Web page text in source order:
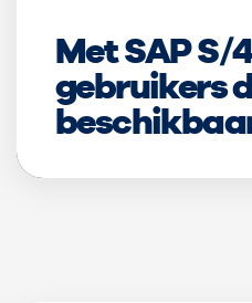
Met SAP S/
gebruikers